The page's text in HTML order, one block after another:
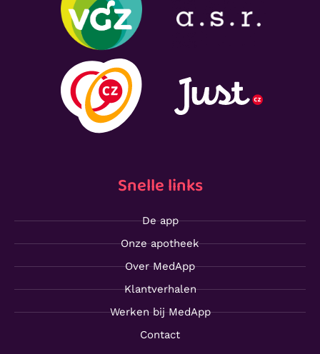
Snelle links
De app
Onze apotheek
Over MedApp
Klantverhalen
Werken bij MedApp
Contact